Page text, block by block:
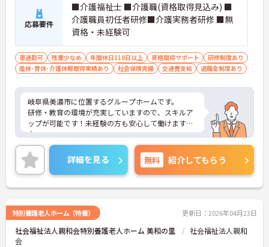
応募要件
■介護福祉士 ■介護職(資格取得見込み) ■
介護職員初任者研修■介護実務者研修 ■無
資格・未経験可
車通勤可 残業少なめ 年間休日110日以上 資格取得サポート
研修制度あり
産休･育休･介護休暇取得実績あり
社会保険完備 交通費支給 退職金制度あり
岐阜県美濃市に位置するグループホームです。
研修・教育の環境が充実していますので、スキルア
ップが可能です！未経験の方も安心して働けますよ
♪
駐車場が完備されていて、マイカー通勤が可能なた
め通勤に便利です。
ご興味をお持ちの方には、詳細の情報や面接のポイ
ントをお伝えしますのでお気軽にお問い合わせくだ
さい。
詳細を見る 無料 紹介してもらう
特別養護老人ホーム（特養） 更新日：2026年04月23日
社会福祉法人親和会特別養護老人ホーム 美和の里
社会福祉法人親和
会